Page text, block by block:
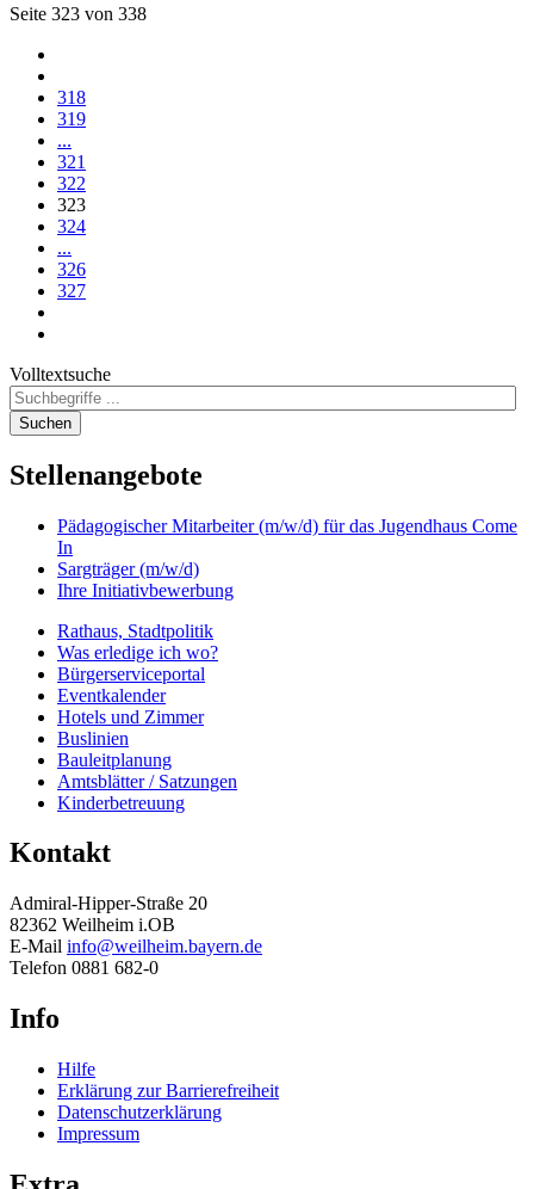
Seite 323 von 338
318
319
...
321
322
323
324
...
326
327
Volltextsuche
Suchen
Stellenangebote
Pädagogischer Mitarbeiter (m/w/d) für das Jugendhaus Come
In
Sargträger (m/w/d)
Ihre Initiativbewerbung
Rathaus, Stadtpolitik
Was erledige ich wo?
Bürgerserviceportal
Eventkalender
Hotels und Zimmer
Buslinien
Bauleitplanung
Amtsblätter / Satzungen
Kinderbetreuung
Kontakt
Admiral-Hipper-Straße 20
82362 Weilheim i.OB
E-Mail info@weilheim.bayern.de
Telefon 0881 682-0
Info
Hilfe
Erklärung zur Barrierefreiheit
Datenschutzerklärung
Impressum